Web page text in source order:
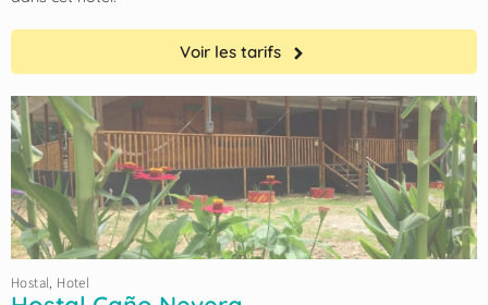
Voir les tarifs
Hostal, Hotel